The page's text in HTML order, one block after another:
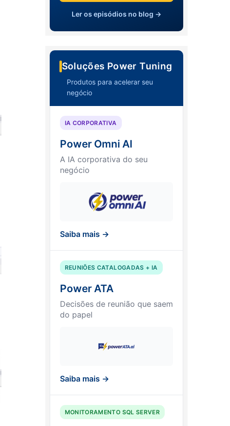
Ler os episódios no blog →
Soluções Power Tuning
Produtos para acelerar seu
negócio
IA CORPORATIVA
Power Omni AI
A IA corporativa do seu
negócio
Saiba mais →
REUNIÕES CATALOGADAS + IA
Power ATA
Decisões de reunião que saem
do papel
Saiba mais →
MONITORAMENTO SQL SERVER